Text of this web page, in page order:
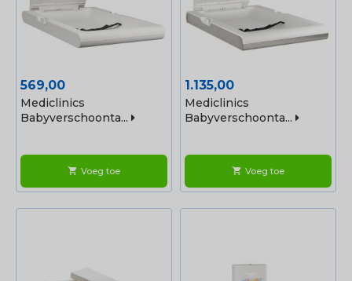
Prijs
569,00
Mediclinics
Babyverschoonta...
shopping_cart Voeg toe
Prijs
1.135,00
Mediclinics
Babyverschoonta...
shopping_cart Voeg toe